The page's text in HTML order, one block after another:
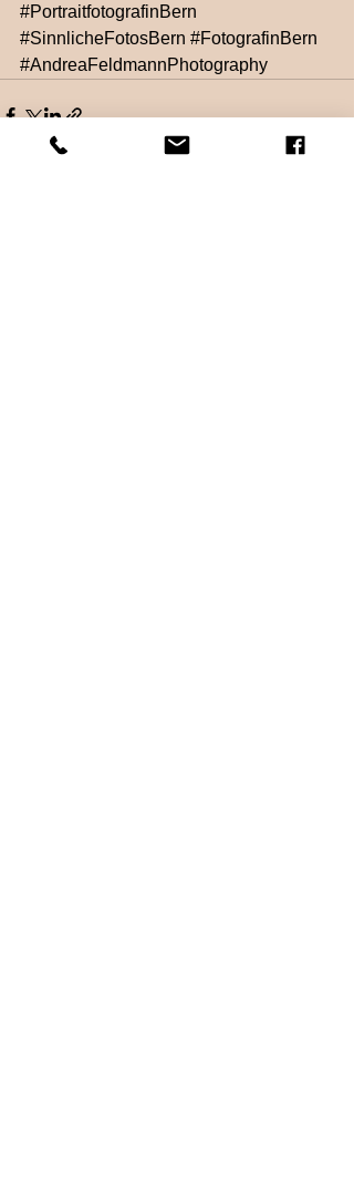
#PortraitfotografinBern
#SinnlicheFotosBern #FotografinBern
#AndreaFeldmannPhotography